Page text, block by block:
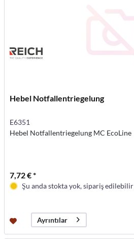
Hebel Notfallentriegelung
E6351
Hebel Notfallentriegelung MC EcoLine
7,72 € *
Şu anda stokta yok, sipariş edilebilir
Ayrıntılar